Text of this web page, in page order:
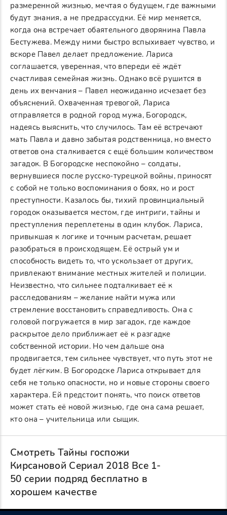
размеренной жизнью, мечтая о будущем, где важными
будут знания, а не предрассудки. Её мир меняется,
когда она встречает обаятельного дворянина Павла
Бестужева. Между ними быстро вспыхивает чувство, и
вскоре Павел делает предложение. Лариса
соглашается, уверенная, что впереди её ждёт
счастливая семейная жизнь. Однако всё рушится в
день их венчания – Павел неожиданно исчезает без
объяснений. Охваченная тревогой, Лариса
отправляется в родной город мужа, Богородск,
надеясь выяснить, что случилось. Там её встречают
мать Павла и давно забытая родственница, но вместо
ответов она сталкивается с ещё большим количеством
загадок. В Богородске неспокойно – солдаты,
вернувшиеся после русско-турецкой войны, приносят
с собой не только воспоминания о боях, но и рост
преступности. Казалось бы, тихий провинциальный
городок оказывается местом, где интриги, тайны и
преступления переплетены в один клубок. Лариса,
привыкшая к логике и точным расчетам, решает
разобраться в происходящем. Её острый ум и
способность видеть то, что ускользает от других,
привлекают внимание местных жителей и полиции.
Неизвестно, что сильнее подталкивает её к
расследованиям – желание найти мужа или
стремление восстановить справедливость. Она с
головой погружается в мир загадок, где каждое
раскрытое дело приближает её к разгадке
собственной истории. Но чем дальше она
продвигается, тем сильнее чувствует, что путь этот не
будет лёгким. В Богородске Лариса открывает для
себя не только опасности, но и новые стороны своего
характера. Ей предстоит понять, что поиск ответов
может стать её новой жизнью, где она сама решает,
кто она – учительница или сыщик.
Смотреть Тайны госпожи
Кирсановой Сериал 2018 Все 1-
50 серии подряд бесплатно в
хорошем качестве